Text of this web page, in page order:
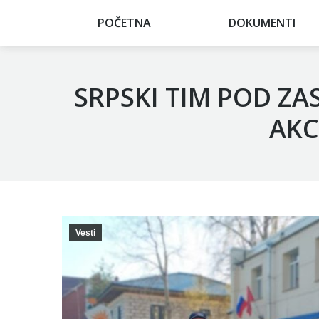
POČETNA DOKUMENTI
SRPSKI TIM POD
Vesti
POČETNA DOKUMENTI